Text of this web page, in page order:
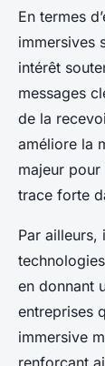
En termes
immersives
intérêt
messages
de la
améliore la
majeur pour
trace forte
Par ailleurs,
en donnant
entreprises
immersive